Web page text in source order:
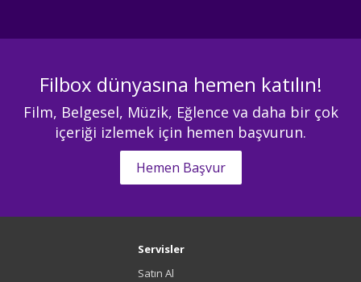
Filbox dünyasına hemen katılın!
Film, Belgesel, Müzik, Eğlence va daha bir çok
içeriği izlemek için hemen başvurun.
Hemen Başvur
Servisler
Satın Al